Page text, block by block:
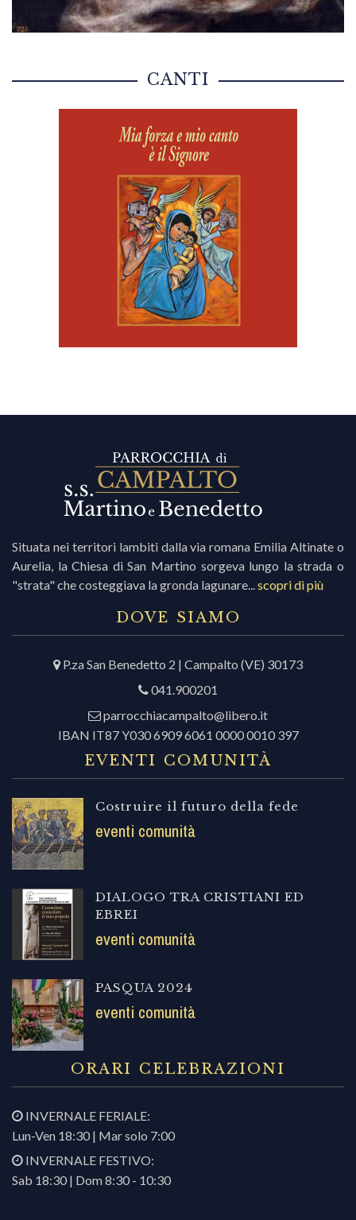
CANTI
Situata nei territori lambiti dalla via romana Emilia Altinate o
Aurelia, la Chiesa di San Martino sorgeva lungo la strada o
"strata" che costeggiava la gronda lagunare...scopri di più
DOVE SIAMO
P.za San Benedetto 2 | Campalto (VE) 30173
041.900201
parrocchiacampalto@libero.it
IBAN IT87 Y030 6909 6061 0000 0010 397
EVENTI COMUNITÀ
Costruire il futuro della fede
eventi comunità
DIALOGO TRA CRISTIANI ED
EBREI
eventi comunità
PASQUA 2024
eventi comunità
ORARI CELEBRAZIONI
INVERNALE FERIALE:
Lun-Ven 18:30 | Mar solo 7:00
INVERNALE FESTIVO:
Sab 18:30 | Dom 8:30 - 10:30